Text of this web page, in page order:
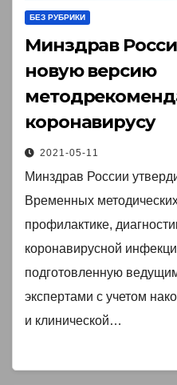
БЕЗ РУБРИКИ
Минздрав
новую версию
коронавирусу
2021-05-11
Минздрав России
Временных
профилактике,
коронавирусной
подготовленную
экспертами с учетом
и клинической…